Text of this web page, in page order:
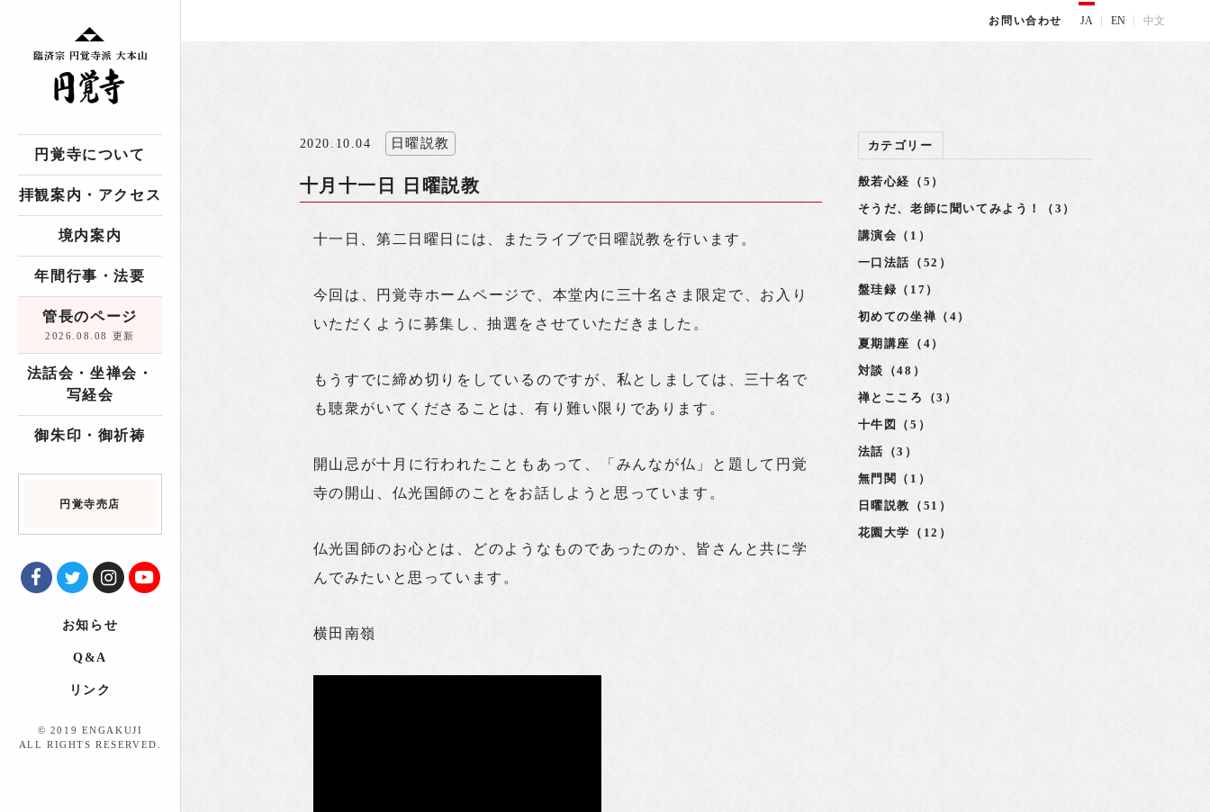
円覚寺について
拝観案内・アクセス
境内案内
年間行事・法要
管長のページ
2026.08.08 更新
法話会・坐禅会・
写経会
御朱印・御祈祷
円覚寺売店
お知らせ
Q&A
リンク
© 2019 ENGAKUJI
ALL RIGHTS RESERVED.
お問い合わせ JA EN 中文
2020.10.04 日曜説教
十月十一日 日曜説教
十一日、第二日曜日には、またライブで日曜説教を行います。
今回は、円覚寺ホームページで、本堂内に三十名さま限定で、お入り
いただくように募集し、抽選をさせていただきました。
もうすでに締め切りをしているのですが、私としましては、三十名で
も聴衆がいてくださることは、有り難い限りであります。
開山忌が十月に行われたこともあって、「みんなが仏」と題して円覚
寺の開山、仏光国師のことをお話しようと思っています。
仏光国師のお心とは、どのようなものであったのか、皆さんと共に学
んでみたいと思っています。
横田南嶺
カテゴリー
般若心経（5）
そうだ、老師に聞いてみよう！（3）
講演会（1）
一口法話（52）
盤珪録（17）
初めての坐禅（4）
夏期講座（4）
対談（48）
禅とこころ（3）
十牛図（5）
法話（3）
無門関（1）
日曜説教（51）
花園大学（12）